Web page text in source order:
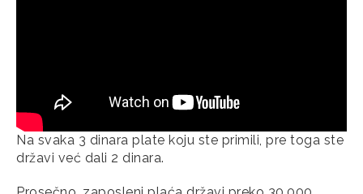
Na svaka 3 dinara plate koju ste primili, pre toga ste
državi već dali 2 dinara.